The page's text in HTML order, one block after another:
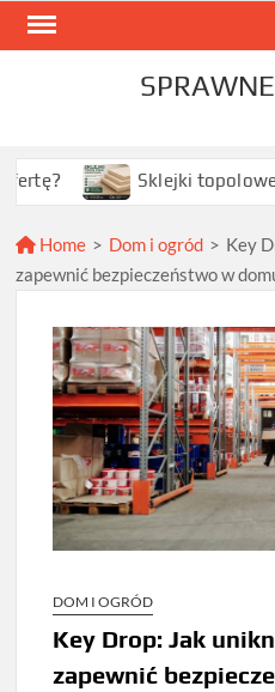
Skip
Sklejki topolowe w
Home > Dom i ogród > Key
zapewnić bezpieczeństwo w
DOM I OGRÓD
Key Drop: Jak
zapewnić